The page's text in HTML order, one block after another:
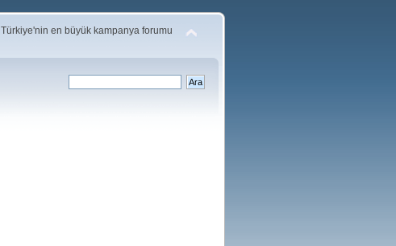
Türkiye'nin en büyük kampanya forumu